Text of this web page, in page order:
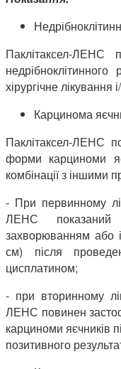
Паклітаксел-ЛЕНС
хірургічне лікування
Карцинома
Паклітаксел-ЛЕНС
форми карциноми
комбінації з іншими
- При первинному
ЛЕНС
захворюванням або
см) після
цисплатином;
- при вторинному
ЛЕНС повинен
карциноми яєчників
позитивного